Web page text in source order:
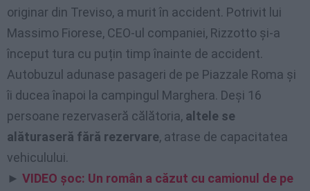
originar din Treviso, a murit în accident. Potrivit lui
Massimo Fiorese, CEO-ul companiei, Rizzotto și-a
început tura cu puțin timp înainte de accident.
Autobuzul adunase pasageri de pe Piazzale Roma și
îi ducea înapoi la campingul Marghera. Deși 16
persoane rezervaseră călătoria, altele se
alăturaseră fără rezervare, atrase de capacitatea
vehiculului.
► VIDEO șoc: Un român a căzut cu camionul de pe